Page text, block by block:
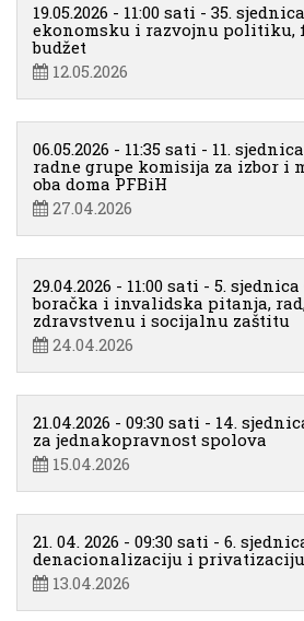
19.05.2026 - 11:00 sati - 35.
ekonomsku i razvojnu politiku,
budžet
12.05.2026
06.05.2026 - 11:35 sati - 11.
radne grupe komisija za izbor i
oba doma PFBiH
27.04.2026
29.04.2026 - 11:00 sati - 5.
boračka i invalidska pitanja,
zdravstvenu i socijalnu zaštitu
24.04.2026
21.04.2026 - 09:30 sati - 14.
za jednakopravnost spolova
15.04.2026
21. 04. 2026 - 09:30 sati - 6.
denacionalizaciju i privatizaciju
13.04.2026